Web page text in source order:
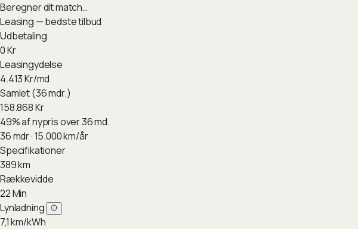
Beregner dit match…
Leasing — bedste tilbud
Udbetaling
0Kr
Leasingydelse
4.413Kr/md
Samlet (36 mdr.)
158.868Kr
49%af nypris over 36 md.
36mdr ·15.000km/år
Specifikationer
389km
Rækkevidde
22Min
Lynladning
7,1km/kWh